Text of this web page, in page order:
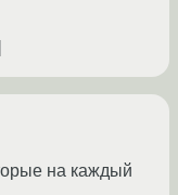
на каждый